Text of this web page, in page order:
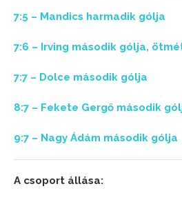
7:5 – Mandics harmadik gólja
7:6 – Irving második gólja,
7:7 – Dolce második gólja
8:7 – Fekete Gergő második
9:7 – Nagy Ádám második gólja
A csoport állása: